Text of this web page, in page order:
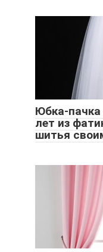
Юбка-
лет из
шитья